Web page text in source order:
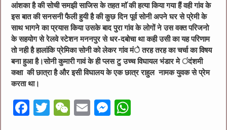
आंशका है की सोची समझी साजिस के तहत माॅ की हत्या किया गया हैं वही गांव के
इस बात की सनसनी फैली हुयी है की कुछ दिन पूर्व सोनी अपने घर से प्रेमी के
साथ भागने का प्रयास किया उसके बाद पुरा गांव के लोगों ने उस वक्त परिजनो
के सहयोग से रेलवे स्टेशन मननपुर से धर-दबोचा था कही उसी का यह परिणाम
तो नही है हालांकि प्रेमिका सोनी को लेकर गांव मंे तरह तरह का चर्चा का विषय
बना हुआ है।सोनी कुमारी गावं के ही प्लस टु उच्च विघायल भंडार मे ंदंशमी
कक्षा की छात्रा है और इसी विघालय के एक छात्र राहुल नामक युवक से प्रेम
करता था।
F
T
W E
M